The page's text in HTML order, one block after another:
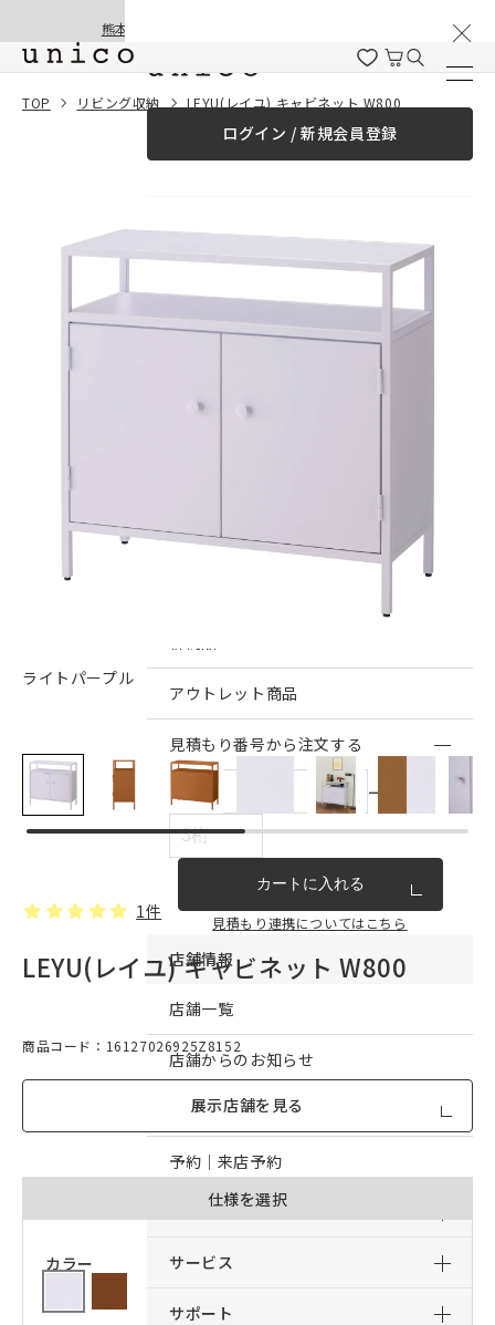
熊本地震の影響による配送遅延と停止について
ログイン / 新規会員登録
家具
ラグ
アウトレット商品
見積もり番号から注文する
ー
カートに入れる
見積もり連携についてはこちら
店舗情報
店舗一覧
店舗からのお知らせ
予約｜オンライン接客予約
予約｜来店予約
おすすめコンテンツ
サービス
サポート
TOP リビング収納 LEYU(レイユ) キャビネット W800
一緒に購入する
ライトパープル
1件
LEYU(レイユ) キャビネット W800
商品コード：16127026925Z8152
展示店舗を見る
仕様を選択
カラー